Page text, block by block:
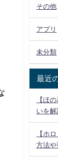
その他
アプリ
未分類
最近
【ほ
いを解
【ホ
方法や